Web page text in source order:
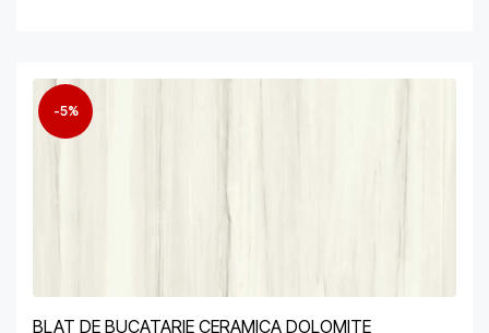
-5%
BLAT DE BUCATARIE CERAMICA DOLOMITE